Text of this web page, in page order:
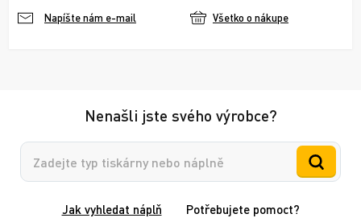
Napíšte nám e-mail Všetko o nákupe
Nenašli jste svého výrobce?
Vyhledávání
Jak vyhledat náplň Potřebujete pomoct?